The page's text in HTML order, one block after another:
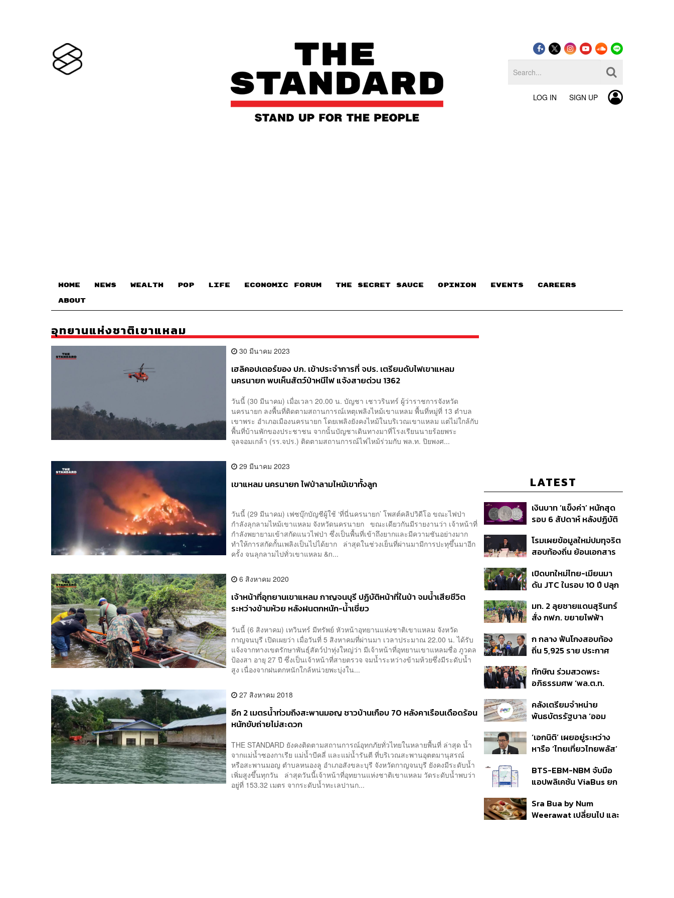
LOG IN SIGN UP
HOME NEWS WEALTH POP LIFE ECONOMIC FORUM THE SECRET SAUCE​ OPINION EVENTS CAREERS
ABOUT
อุทยานแห่งชาติเขาแหลม
30 มีนาคม 2023
เฮลิคอปเตอร์ของ ปภ. เข้าประจำการที่ จปร. เตรียมดับไฟเขาแหลม
นครนายก พบเห็นสัตว์ป่าหนีไฟ แจ้งสายด่วน 1362
วันนี้ (30 มีนาคม) เมื่อเวลา 20.00 น. บัญชา เชาวรินทร์ ผู้ว่าราชการจังหวัด
นครนายก ลงพื้นที่ติดตามสถานการณ์เหตุเพลิงไหม้เขาแหลม พื้นที่หมู่ที่ 13 ตำบล
เขาพระ อำเภอเมืองนครนายก โดยเพลิงยังคงไหม้ในบริเวณเขาแหลม แต่ไม่ใกล้กับ
พื้นที่บ้านพักของประชาชน จากนั้นบัญชาเดินทางมาที่โรงเรียนนายร้อยพระ
จุลจอมเกล้า (รร.จปร.) ติดตามสถานการณ์ไฟไหม้ร่วมกับ พล.ท. ปิยพงศ...
29 มีนาคม 2023
เขาแหลม นครนายก ไฟป่าลามไหม้เขาทั้งลูก
วันนี้ (29 มีนาคม) เฟซบุ๊กบัญชีผู้ใช้ ‘ที่นี่นครนายก’ โพสต์คลิปวิดีโอ ขณะไฟป่า
กำลังลุกลามไหม้เขาแหลม จังหวัดนครนายก ขณะเดียวกันมีรายงานว่า เจ้าหน้าที่
กำลังพยายามเข้าสกัดแนวไฟป่า ซึ่งเป็นพื้นที่เข้าถึงยากและมีความชันอย่างมาก
ทำให้การสกัดกั้นเพลิงเป็นไปได้ยาก ล่าสุดในช่วงเย็นที่ผ่านมามีการปะทุขึ้นมาอีก
ครั้ง จนลุกลามไปทั่วเขาแหลม &n...
6 สิงหาคม 2020
เจ้าหน้าที่อุทยานเขาแหลม กาญจนบุรี ปฏิบัติหน้าที่ในป่า จมน้ำเสียชีวิต
ระหว่างข้ามห้วย หลังฝนตกหนัก-น้ำเชี่ยว
วันนี้ (6 สิงหาคม) เทวินทร์ มีทรัพย์ หัวหน้าอุทยานแห่งชาติเขาแหลม จังหวัด
กาญจนบุรี เปิดเผยว่า เมื่อวันที่ 5 สิงหาคมที่ผ่านมา เวลาประมาณ 22.00 น. ได้รับ
แจ้งจากทางเขตรักษาพันธุ์สัตว์ป่าทุ่งใหญ่ว่า มีเจ้าหน้าที่อุทยานเขาแหลมชื่อ ภูวดล
ป้องสา อายุ 27 ปี​ ซึ่งเป็นเจ้าหน้าที่สายตรวจ จมน้ำระหว่างข้ามห้วยซึ่งมีระดับน้ำ
สูง เนื่องจากฝนตกหนักใกล้หน่วยพะบุ่งใน...
27 สิงหาคม 2018
อีก 2 เมตรน้ำท่วมถึงสะพานมอญ ชาวบ้านเกือบ 70 หลังคาเรือนเดือดร้อน
หนักขับถ่ายไม่สะดวก
THE STANDARD ยังคงติดตามสถานการณ์อุทกภัยทั่วไทยในหลายพื้นที่ ล่าสุด น้ำ
จากแม่น้ำซองกาเรีย แม่น้ำบีคลี่ และแม่น้ำรันตี ที่บริเวณสะพานอุตตมานุสรณ์
หรือสะพานมอญ ตำบลหนองลู อำเภอสังขละบุรี จังหวัดกาญจนบุรี ยังคงมีระดับน้ำ
เพิ่มสูงขึ้นทุกวัน ล่าสุดวันนี้เจ้าหน้าที่อุทยานแห่งชาติเขาแหลม วัดระดับน้ำพบว่า
อยู่ที่ 153.32 เมตร จากระดับน้ำทะเลปานก...
LATEST
เงินบาท ‘แข็งค่า’ หนักสุด
รอบ 6 สัปดาห์ หลังปฏิบัติ
สหรัฐฯ-ญี่ปุ่น Standard
Chartered เปิดเป้าสิ้นปีนี้
ต่อดอลลาร์
โรมเผยข้อมูลใหม่ปมทุจริต
สอบท้องถิ่น ย้อนเอกสาร
อนุทิน จ่อสอบต่อเอี่ยว
ตัดตอน ม.บูรพา หรือไม่
เปิดบทใหม่ไทย-เมียนมา
ดัน JTC ในรอบ 10 ปี ปลุก
ชายแดน ท่าเรือน้ำลึก
ทวาย
มท. 2 ลุยชายแดนสุรินทร์
สั่ง กฟภ. ขยายไฟฟ้า
350’ เสริมความมั่นคง
ชายแดน
ก กลาง ฟันโกงสอบท้อง
ถิ่น 5,925 ราย ประกาศ
ราย รอ ป.ป.ช. ขีดเส้นแล้ว
เสร็จ 31 ส.ค.
ทักษิณ ร่วมสวดพระ
อภิธรรมศพ ‘พล.ต.ท.
สิน’ สิริอายุ 103 ปี แกนนำ
เพื่อไทย-บุคคลหลาก
คลังเตรียมจำหน่าย
พันธบัตรรัฐบาล ‘ออม
ก.ย.นี้ อาจเพิ่มสัดส่วนการ
ขายแบบ Small Lot First
‘เอกนิติ’ เผยอยู่ระหว่าง
หารือ ‘ไทยเที่ยวไทยพลัส’
แสนล้าน มั่นใจงบต่อ ‘ไทย
ช่วยไทย พลัส’ เฟส 2 มี
BTS-EBM-NBM จับมือ
แอปพลิเคชัน ViaBus ยก
รถไฟฟ้า 3 สายแบบเรียล
ไทม์
Sra Bua by Num
Weerawat เปลี่ยนไป และ